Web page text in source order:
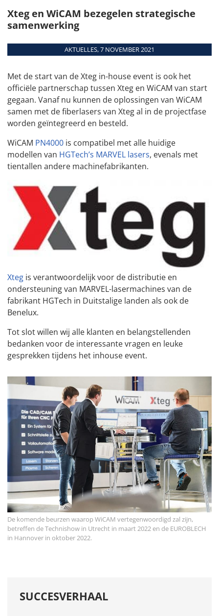
Overzicht
Systeemeisen
machines
voor training
Teamviewer
Xteg en WiCAM bezegelen strategische
samenwerking
AKTUELLES, 7 NOVEMBER 2021
Met de start van de Xteg in-house event is ook het
officiële partnerschap tussen Xteg en WiCAM van start
gegaan. Vanaf nu kunnen de oplossingen van WiCAM
samen met de fiberlasers van Xteg al in de projectfase
worden geïntegreerd en besteld.
WiCAM PN4000 is compatibel met alle huidige
modellen van HGTech’s MARVEL lasers, evenals met
tientallen andere machinefabrikanten.
Xteg is verantwoordelijk voor de distributie en
ondersteuning van MARVEL-lasermachines van de
fabrikant HGTech in Duitstalige landen als ook de
Benelux.
Tot slot willen wij alle klanten en belangstellenden
bedanken voor de interessante vragen en leuke
gesprekken tijdens het inhouse event.
De komende beurzen waarop WiCAM vertegenwoordigd zal zijn,
betreffen de Technishow in Utrecht in maart 2022 en de EUROBLECH
in Hannover in oktober 2022.
SUCCESVERHAAL